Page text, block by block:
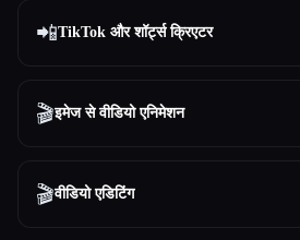
📲TikTok और शॉर्ट्स क्रिएटर
🎬इमेज से वीडियो एनिमेशन
🎬वीडियो एडिटिंग